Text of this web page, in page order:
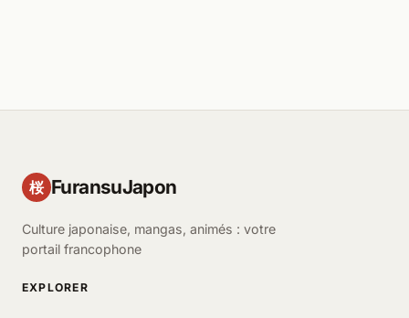
桜 FuransuJapon
Culture japonaise, mangas, animés : votre
portail francophone
EXPLORER